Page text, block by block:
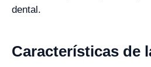
dental.
Características de